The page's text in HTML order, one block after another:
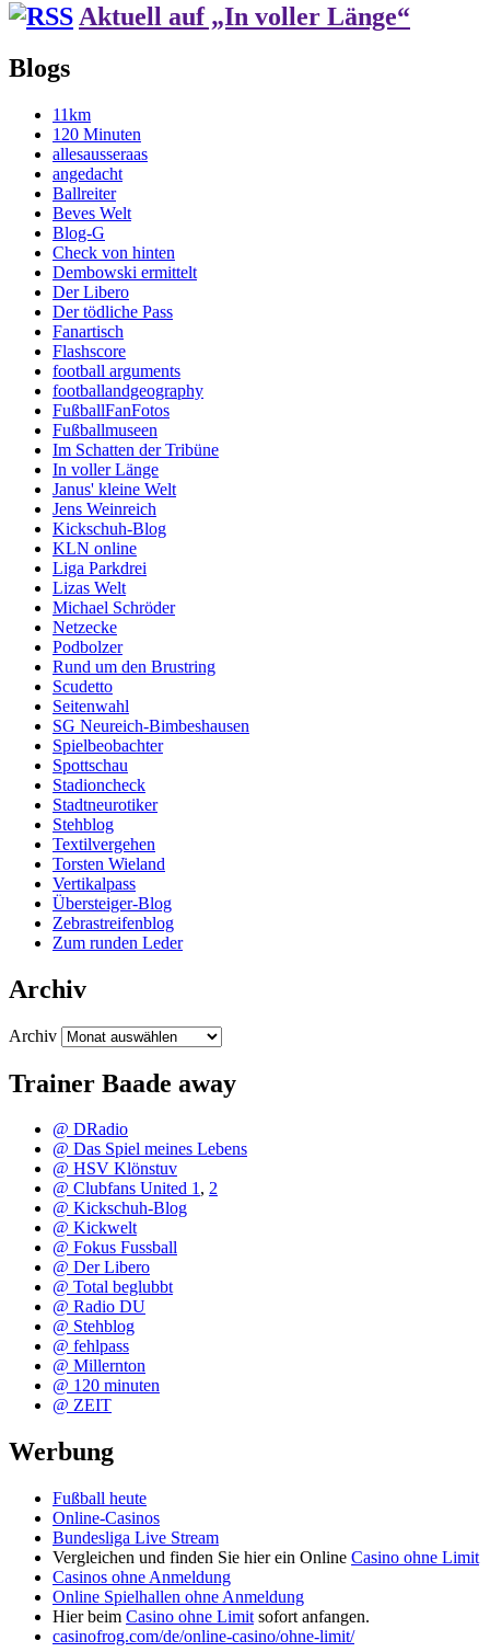
Aktuell auf „In voller Länge“
Blogs
11km
120 Minuten
allesausseraas
angedacht
Ballreiter
Beves Welt
Blog-G
Check von hinten
Dembowski ermittelt
Der Libero
Der tödliche Pass
Fanartisch
Flashscore
football arguments
footballandgeography
FußballFanFotos
Fußballmuseen
Im Schatten der Tribüne
In voller Länge
Janus' kleine Welt
Jens Weinreich
Kickschuh-Blog
KLN online
Liga Parkdrei
Lizas Welt
Michael Schröder
Netzecke
Podbolzer
Rund um den Brustring
Scudetto
Seitenwahl
SG Neureich-Bimbeshausen
Spielbeobachter
Spottschau
Stadioncheck
Stadtneurotiker
Stehblog
Textilvergehen
Torsten Wieland
Vertikalpass
Übersteiger-Blog
Zebrastreifenblog
Zum runden Leder
Archiv
Archiv
Trainer Baade away
@ DRadio
@ Das Spiel meines Lebens
@ HSV Klönstuv
@ Clubfans United 1, 2
@ Kickschuh-Blog
@ Kickwelt
@ Fokus Fussball
@ Der Libero
@ Total beglubbt
@ Radio DU
@ Stehblog
@ fehlpass
@ Millernton
@ 120 minuten
@ ZEIT
Werbung
Fußball heute
Online-Casinos
Bundesliga Live Stream
Vergleichen und finden Sie hier ein Online Casino ohne Limit
Casinos ohne Anmeldung
Online Spielhallen ohne Anmeldung
Hier beim Casino ohne Limit sofort anfangen.
casinofrog.com/de/online-casino/ohne-limit/